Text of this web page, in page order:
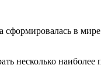
сформировалась в
несколько наиболее